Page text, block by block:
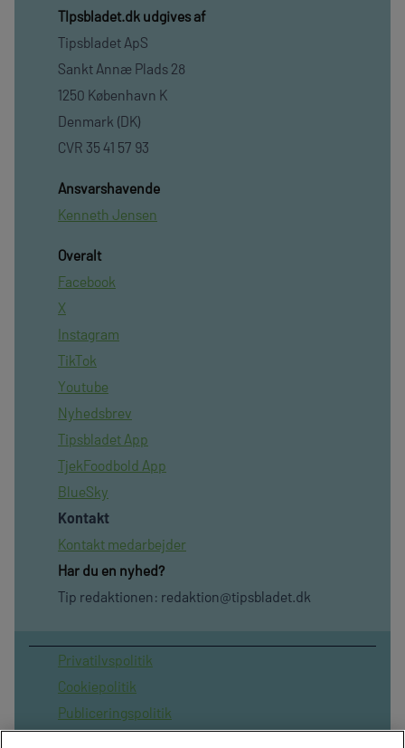
TIpsbladet.dk udgives af
Tipsbladet ApS
Sankt Annæ Plads 28
1250 København K
Denmark (DK)
CVR 35 41 57 93
Ansvarshavende
Kenneth Jensen
Overalt
Facebook
X
Instagram
TikTok
Youtube
Nyhedsbrev
Tipsbladet App
TjekFoodbold App
BlueSky
Kontakt
Kontakt medarbejder
Har du en nyhed?
Tip redaktionen: redaktion@tipsbladet.dk
Privatilvspolitik
Cookiepolitik
Publiceringspolitik